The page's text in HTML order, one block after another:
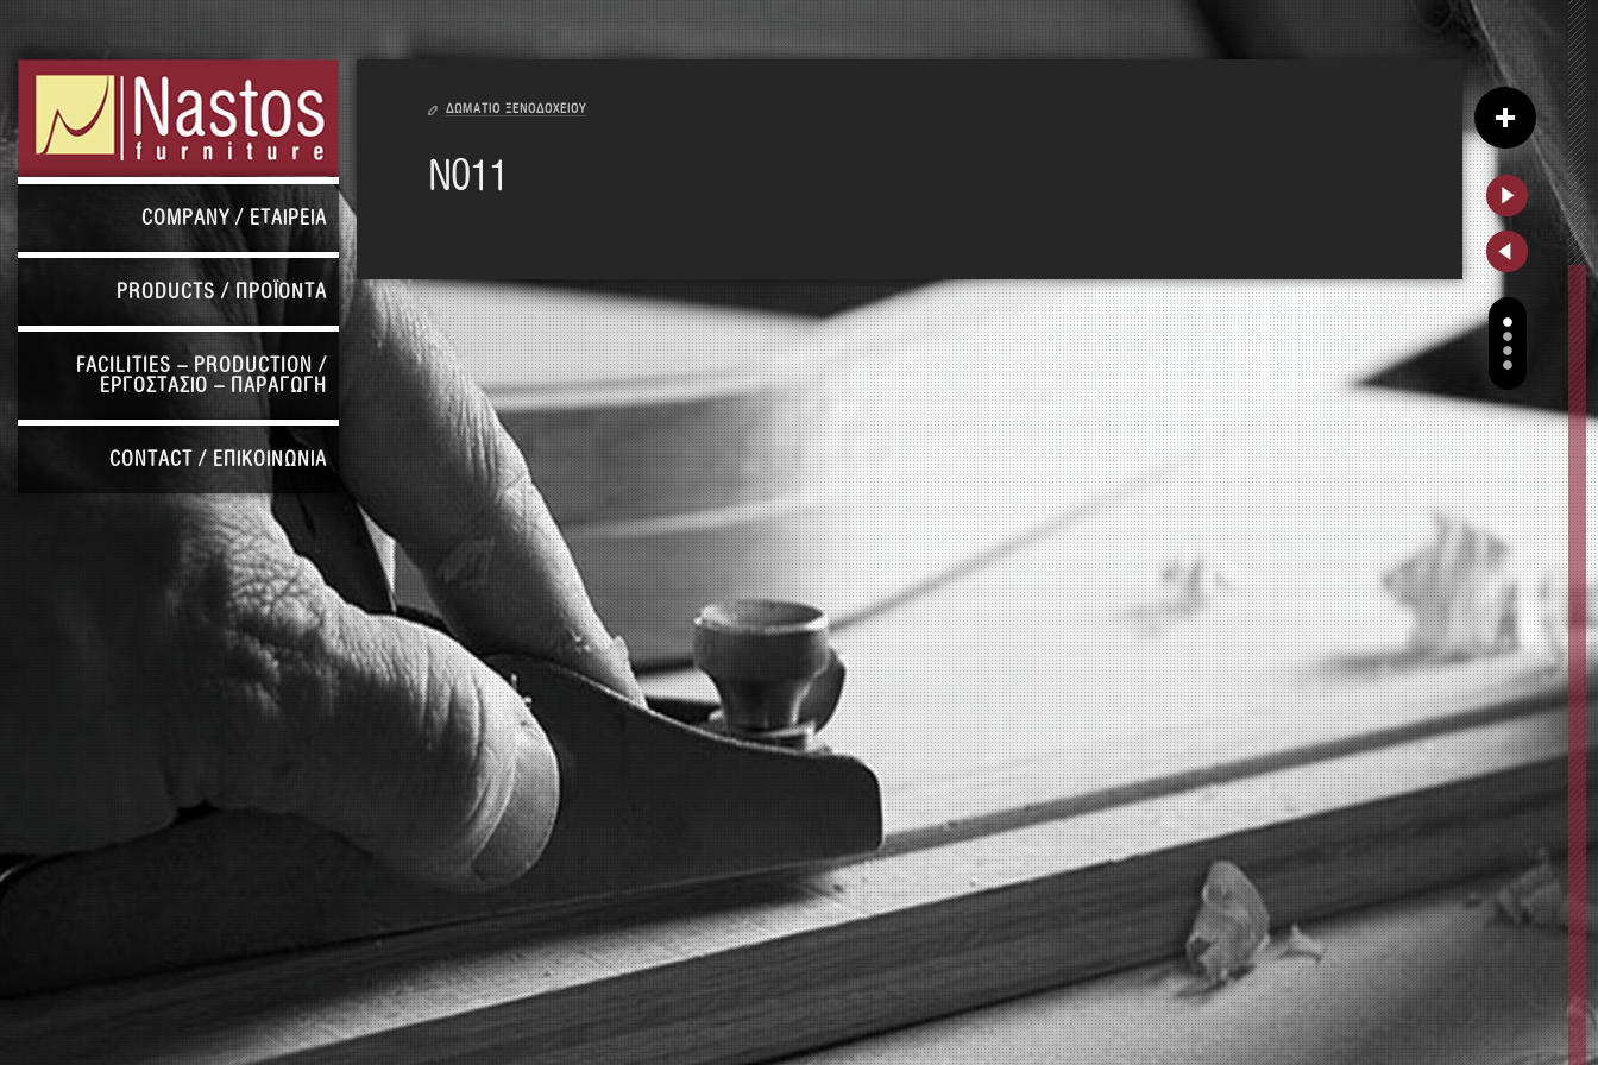
COMPANY / ΕΤΑΙΡΕΙΑ
PRODUCTS / ΠΡΟΪΟΝΤΑ
FACILITIES – PRODUCTION /
ΕΡΓΟΣΤΑΣΙΟ – ΠΑΡΑΓΩΓΗ
CONTACT / ΕΠΙΚΟΙΝΩΝΙΑ
ΔΩΜΑΤΙΟ ΞΕΝΟΔΟΧΕΙΟΥ
Ν011